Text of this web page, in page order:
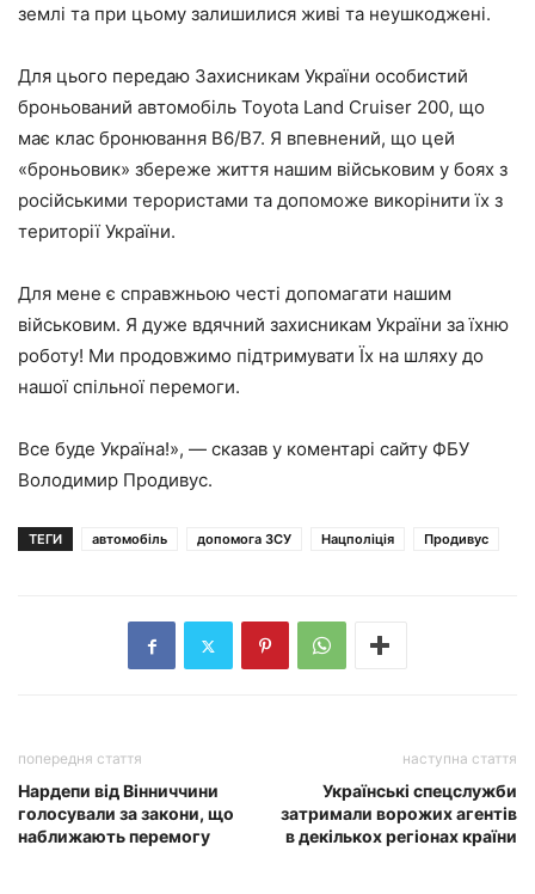
землі та при цьому залишилися живі та неушкоджені.
Для цього передаю Захисникам України особистий
броньований автомобіль Toyota Land Cruiser 200, що
має клас бронювання B6/B7. Я впевнений, що цей
«броньовик» збереже життя нашим військовим у боях з
російськими терористами та допоможе викорінити їх з
території України.
Для мене є справжньою честі допомагати нашим
військовим. Я дуже вдячний захисникам України за їхню
роботу! Ми продовжимо підтримувати Їх на шляху до
нашої спільної перемоги.
Все буде Україна!», — сказав у коментарі сайту ФБУ
Володимир Продивус.
ТЕГИ автомобіль допомога ЗСУ Нацполіція Продивус
попередня стаття
Нардепи від Вінниччини
голосували за закони, що
наближають перемогу
наступна стаття
Українські спецслужби
затримали ворожих агентів
в декількох регіонах країни